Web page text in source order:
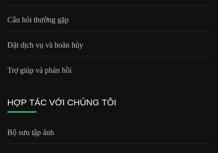
Câu hỏi thường gặp
Đặt dịch vụ và hoãn hủy
Trợ giúp và phản hồi
HỢP TÁC VỚI CHÚNG TÔI
Bộ sưu tập ảnh